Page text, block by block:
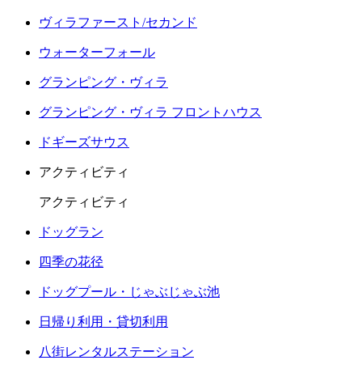
ヴィラファースト/セカンド
ウォーターフォール
グランピング・ヴィラ
グランピング・ヴィラ フロントハウス
ドギーズサウス
アクティビティ
アクティビティ
ドッグラン
四季の花径
ドッグプール・じゃぶじゃぶ池
日帰り利用・貸切利用
八街レンタルステーション